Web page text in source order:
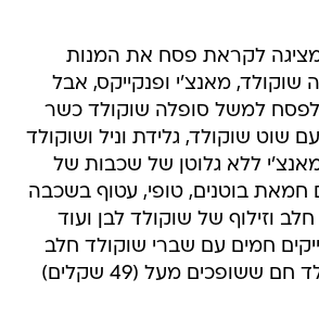
לקראת פסח את המנות
שוקולד, מאנצ'י ופנקייקס, אבל
למשל סופלה שוקולד כשר
שוט שוקולד, גלידת וניל ושוקולד
מאנצ'י ללא גלוטן של שכבות של
בוטנים, טופי, עטוף בשכבה
וזילוף של שוקולד לבן ועוד
חמים עם שברי שוקולד חלב
ולבן נמסים ושוקולד חם ששופכים מעל (49 שקלים)